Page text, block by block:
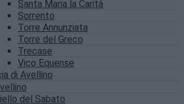
Santa Maria la Carità
Sorrento
Torre Annunziata
Torre del Greco
Trecase
Vico Equense
di Avellino
del Sabato